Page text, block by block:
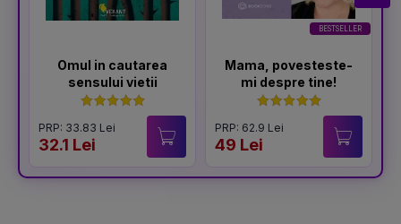
Omul in cautarea
sensului vietii
PRP: 33.83 Lei
32.1 Lei
BESTSELLER
Mama, povesteste-
mi despre tine!
PRP: 62.9 Lei
49 Lei